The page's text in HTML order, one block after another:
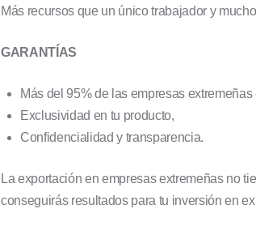
Más recursos que un único trabajador y
GARANTÍAS
Más del 95% de las empresas
Exclusividad en tu producto,
Confidencialidad y transparencia.
La exportación en empresas extremeñas no
conseguirás resultados para tu inversión en